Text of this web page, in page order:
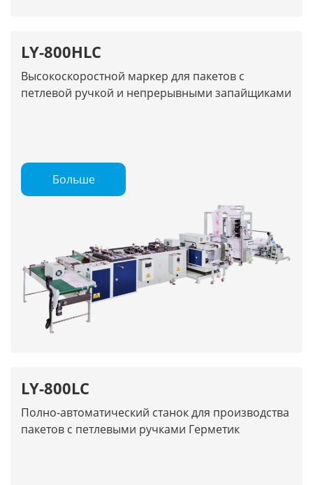
LY-800HLC
Высокоскоростной маркер для пакетов с
петлевой ручкой и непрерывными запайщиками
Больше
LY-800LC
Полно-автоматический станок для производства
пакетов с петлевыми ручками Герметик